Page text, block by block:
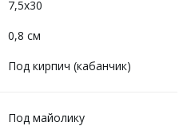
7,5x30
0,8 см
Под кирпич (кабанчик)
Под майолику